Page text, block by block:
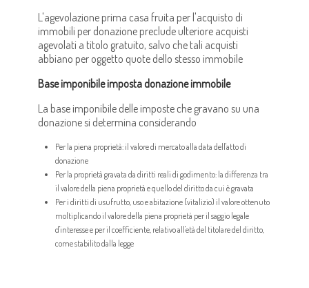
L'agevolazione prima casa fruita per l'acquisto di
immobili per donazione preclude ulteriore acquisti
agevolati a titolo gratuito, salvo che tali acquisti
abbiano per oggetto quote dello stesso immobile
Base imponibile imposta donazione immobile
La base imponibile delle imposte che gravano su una
donazione si determina considerando
Per la piena proprietà: il valore di mercato alla data dell'atto di
donazione
Per la proprietà gravata da diritti reali di godimento: la differenza tra
il valore della piena proprietà e quello del diritto da cui è gravata
Per i diritti di usufrutto, uso e abitazione (vitalizio) il valore ottenuto
moltiplicando il valore della piena proprietà per il saggio legale
d'interesse e per il coefficiente, relativo all'età del titolare del diritto,
come stabilito dalla legge